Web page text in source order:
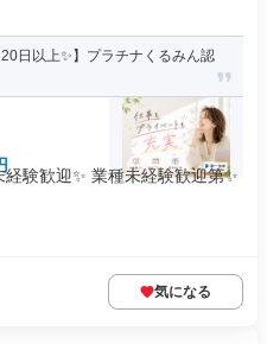
日以上✨】プラチナくるみん認
験歓迎✨ 業種未経験歓迎第✨
気になる